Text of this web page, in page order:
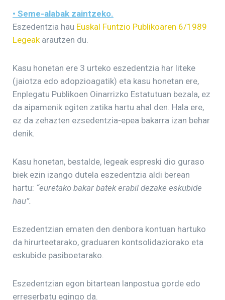
• Seme-alabak zaintzeko.
Eszedentzia hau Euskal Funtzio Publikoaren 6/1989
Legeakarautzen du.
Kasu honetan ere 3 urteko eszedentzia har liteke
(jaiotza edo adopzioagatik) eta kasu honetan ere,
Enplegatu Publikoen Oinarrizko Estatutuan bezala, ez
da aipamenik egiten zatika hartu ahal den. Hala ere,
ez da zehazten ezsedentzia-epea bakarra izan behar
denik.
Kasu honetan, bestalde, legeak espreski dio guraso
biek ezin izango dutela eszedentzia aldi berean
hartu: “euretako bakar batek erabil dezake eskubide
hau”.
Eszedentzian ematen den denbora kontuan hartuko
da hirurteetarako, graduaren kontsolidaziorako eta
eskubide pasiboetarako.
Eszedentzian egon bitartean lanpostua gorde edo
erreserbatu egingo da.